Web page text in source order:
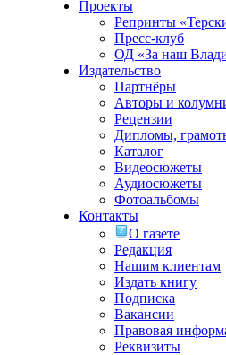
Проекты
Репринты
Пресс-клуб
ОД «За наш
Издательство
Партнёры
Авторы и
Рецензии
Дипломы,
Каталог
Видеосюжеты
Аудиосюжеты
Фотоальбомы
Контакты
О газете
Редакция
Нашим клиентам
Издать книгу
Подписка
Вакансии
Правовая
Реквизиты